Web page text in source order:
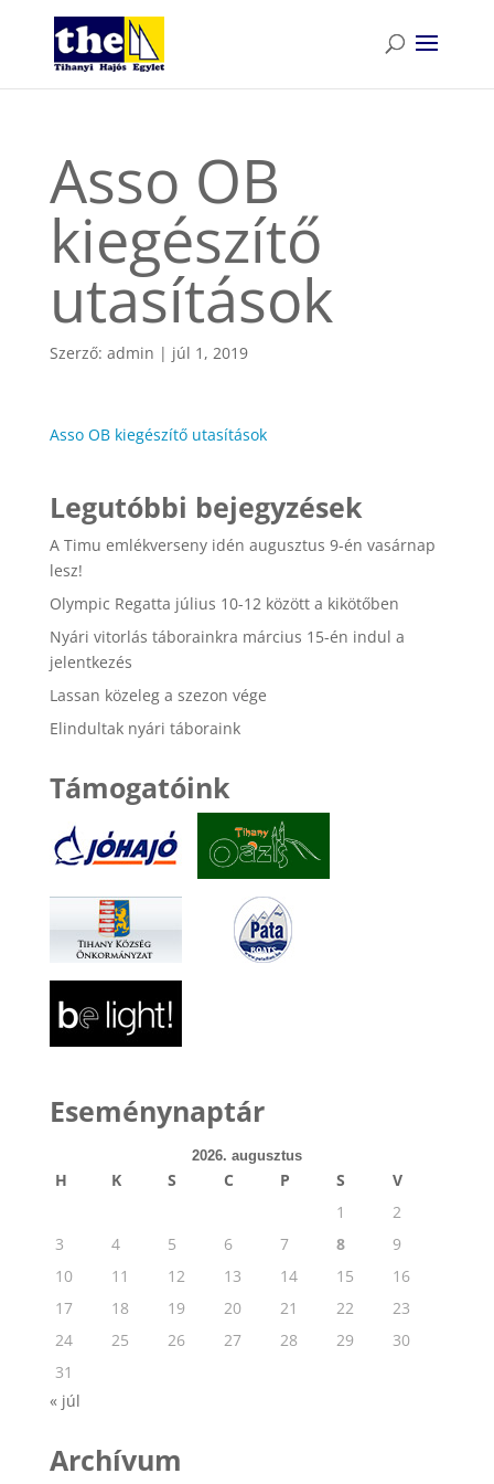
Asso OB
kiegészítő
utasítások
Szerző: admin | júl 1, 2019
Asso OB kiegészítő utasítások
Legutóbbi bejegyzések
A Timu emlékverseny idén augusztus 9-én vasárnap
lesz!
Olympic Regatta július 10-12 között a kikötőben
Nyári vitorlás táborainkra március 15-én indul a
jelentkezés
Lassan közeleg a szezon vége
Elindultak nyári táboraink
Támogatóink
Eseménynaptár
2026. augusztus
H K S C P S
V
1
2
3
4 5 6 7 8
9
10
11 12 13 14 15
16
17
18 19 20 21 22
23
24
25 26 27 28 29
30
31
« júl
Archívum